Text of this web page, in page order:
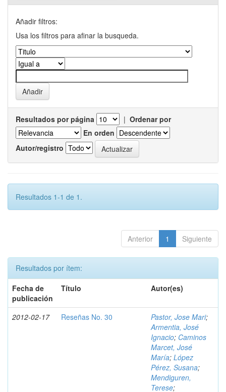
Añadir filtros:
Usa los filtros para afinar la busqueda.
Resultados por página | Ordenar por
En orden
Autor/registro
Resultados 1-1 de 1.
Anterior 1 Siguiente
Resultados por ítem:
Fecha de
publicación
Título Autor(es)
2012-02-17 Reseñas No. 30 Pastor, Jose Mari;
Armentia, José
Ignacio; Caminos
Marcet, José
María; López
Pérez, Susana;
Mendiguren,
Terese;